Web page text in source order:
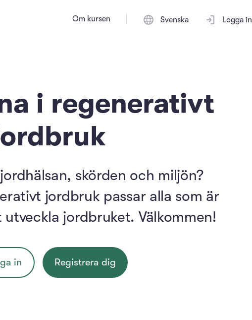
Om kursen Svenska Logga in
i regenerativt
skörden och miljön?
jordbruk passar alla som är
jordbruket. Välkommen!
in Registrera dig